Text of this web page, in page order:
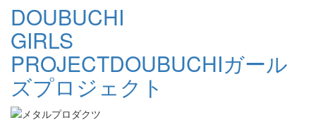
DOUBUCHI
GIRLS
PROJECTDOUBUCHIガール
ズプロジェクト